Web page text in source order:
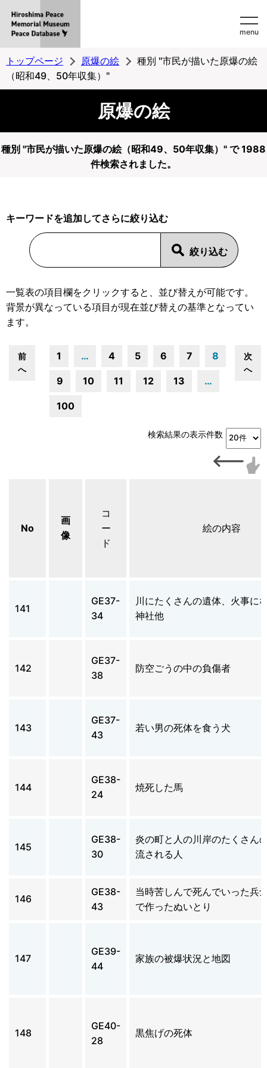
MemorialMuseum
Peace
Database
menu
トップページ 原爆の絵
種別 "市民が描いた原爆の絵
（昭和49、50年収集）"
原爆の絵
種別 "市民が描いた原爆の絵（昭和49、50年収集）" で 1988
件検索されました。
キーワードを追加してさらに絞り込む
一覧表の項目欄をクリックすると、並び替えが可能です。
背景が異なっている項目が現在並び替えの基準となってい
ます。
前
へ
1 … 4 5 6 7 8
9 10 11 12 13 …
100
次
へ
検索結果の表示件数
No
画
像
コ
ー
ド
絵の内容
141
GE37-
34
川にたくさんの遺体、火事に
神社他
142
GE37-
38
防空ごうの中の負傷者
143
GE37-
43
若い男の死体を食う犬
144
GE38-
24
焼死した馬
145
GE38-
30
炎の町と人の川岸のたくさん
流される人
146
GE38-
43
当時苦しんで死んでいった兵
で作ったぬいとり
147
GE39-
44
家族の被爆状況と地図
148
GE40-
28
黒焦げの死体